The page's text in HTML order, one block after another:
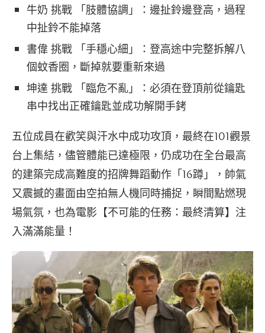
牛奶 挑戰 「肢體協調」：邊扯鈴邊登高，過程
中扯鈴不能掉落
書偉 挑戰 「手穩心細」：登高途中完整拆解八
個蚊香圈，斷掉就要重新來過
坤達 挑戰 「臨危不亂」：必須在登頂前從鑰匙
串中找出正確鑰匙並成功解開手銬
五位成員在歡笑與汗水中成功攻頂，最終在101觀景
台上集結，儘管體能已達極限，仍成功在全台最高
的建築完成高難度的招牌舞蹈動作「16蹲」，帥氣
又震撼的畫面由空拍無人機同時捕捉，瞬間點燃現
場氣氛，也為電影【不可能的任務：最終清算】注
入滿滿能量！